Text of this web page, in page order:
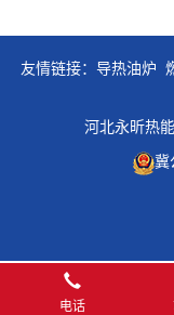
友情链接： 导热油炉
河北永昕热
冀
电话